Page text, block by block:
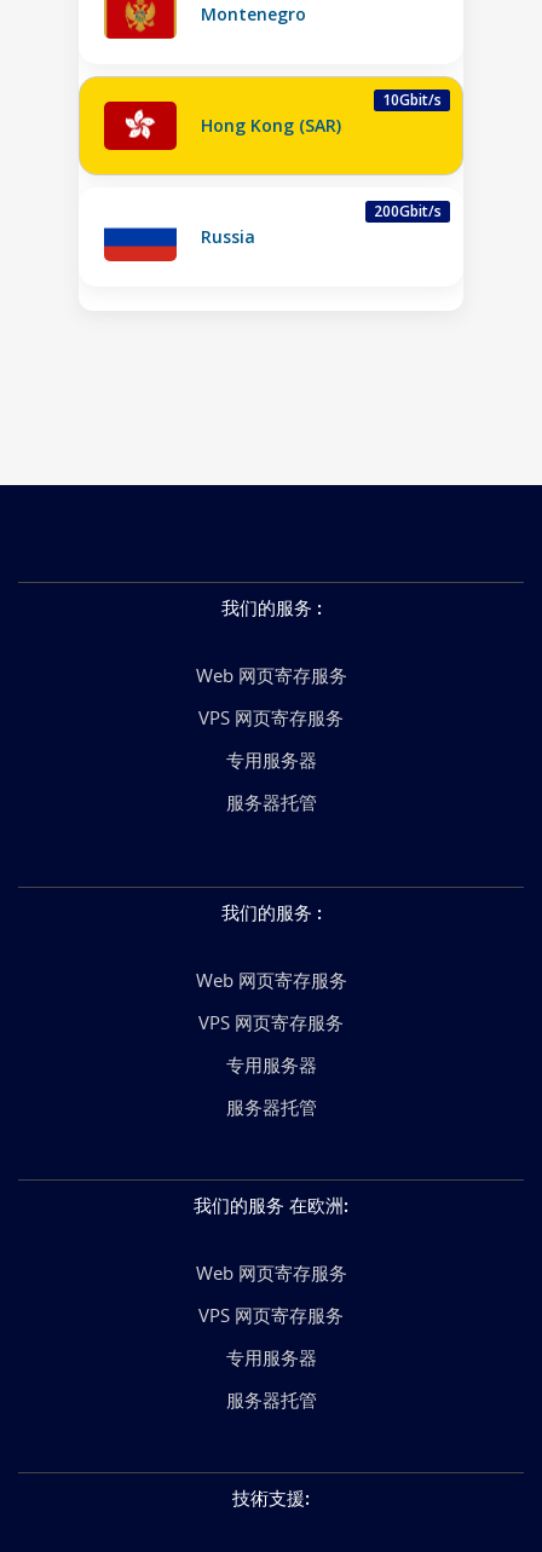
Montenegro
10Gbit/s
Hong Kong (SAR)
200Gbit/s
Russia
我们的服务 :
Web 网页寄存服务
VPS 网页寄存服务
专用服务器
服务器托管
我们的服务 :
Web 网页寄存服务
VPS 网页寄存服务
专用服务器
服务器托管
我们的服务 在欧洲:
Web 网页寄存服务
VPS 网页寄存服务
专用服务器
服务器托管
技術支援: